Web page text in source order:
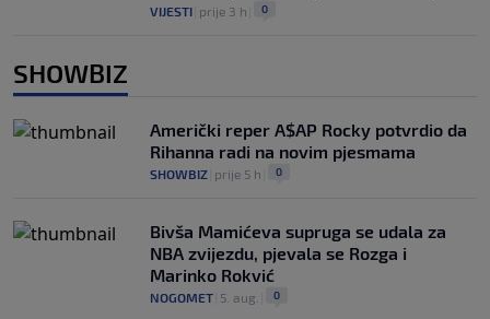
VIJESTI prije 3 h 0
SHOWBIZ
Američki reper A$AP Rocky potvrdio da
Rihanna radi na novim pjesmama
SHOWBIZ prije 5 h 0
Bivša Mamićeva supruga se udala za
NBA zvijezdu, pjevala se Rozga i
Marinko Rokvić
NOGOMET 5. aug. 0